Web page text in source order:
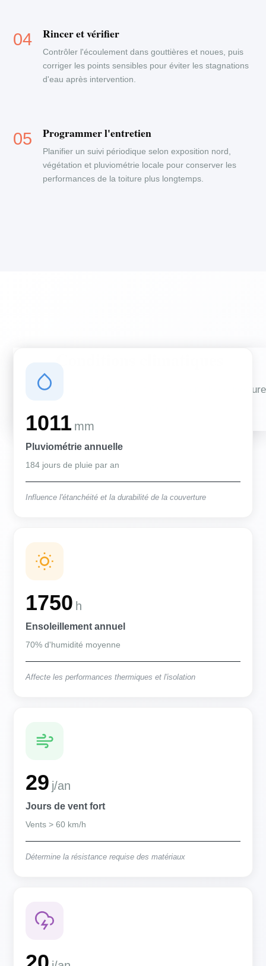
Rincer et vérifier
Contrôler l'écoulement dans gouttières et noues, puis
corriger les points sensibles pour éviter les stagnations
d'eau après intervention.
Programmer l'entretien
Planifier un suivi périodique selon exposition nord,
végétation et pluviométrie locale pour conserver les
performances de la toiture plus longtemps.
Des conditions qui influencent vos travaux de couverture
1011 mm
Pluviométrie annuelle
184 jours de pluie par an
Influence l'étanchéité et la durabilité de la couverture
1750 h
Ensoleillement annuel
70% d'humidité moyenne
Affecte les performances thermiques et l'isolation
29 j/an
Jours de vent fort
Vents > 60 km/h
Détermine la résistance requise des matériaux